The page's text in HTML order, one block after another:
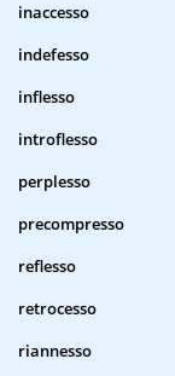
inaccesso
indefesso
inflesso
introflesso
perplesso
precompresso
reflesso
retrocesso
riannesso